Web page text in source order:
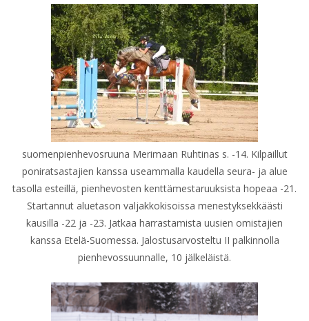
suomenpienhevosruuna Merimaan Ruhtinas s. -14. Kilpaillut
poniratsastajien kanssa useammalla kaudella seura- ja alue
tasolla esteillä, pienhevosten kenttämestaruuksista hopeaa -21.
Startannut aluetason valjakkokisoissa menestyksekkäästi
kausilla -22 ja -23. Jatkaa harrastamista uusien omistajien
kanssa Etelä-Suomessa. Jalostusarvosteltu II palkinnolla
pienhevossuunnalle, 10 jälkeläistä.